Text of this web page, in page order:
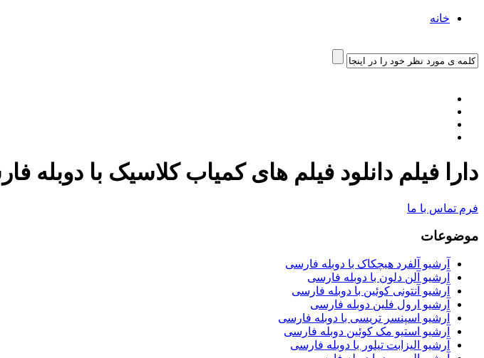
خانه
دارا فیلم دانلود فیلم های کمیاب کلاسیک با دوبله
فرم تماس با ما
موضوعات
آرشیو آلفرد هیچکاک با دوبله فارسی
آرشیو آلن دلون با دوبله فارسی
آرشیو آنتونی کوئین با دوبله فارسی
آرشیو ارول فلین دوبله فارسی
آرشیو اسپنسر تریسی با دوبله فارسی
آرشیو استیو مک کوئین دوبله فارسی
آرشیو الیزابت تیلور با دوبله فارسی